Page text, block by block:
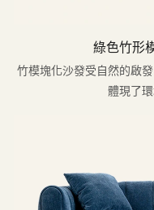
綠色竹形
竹模塊化沙發受自然的啟
體現了